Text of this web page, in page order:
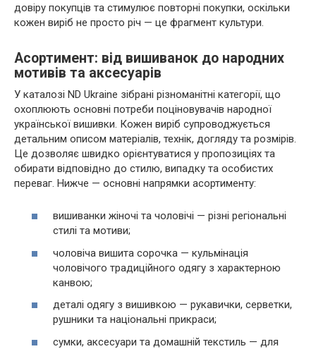
довіру покупців та стимулює повторні покупки, оскільки
кожен виріб не просто річ — це фрагмент культури.
Асортимент: від вишиванок до народних
мотивів та аксесуарів
У каталозі ND Ukraine зібрані різноманітні категорії, що
охоплюють основні потреби поціновувачів народної
української вишивки. Кожен виріб супроводжується
детальним описом матеріалів, технік, догляду та розмірів.
Це дозволяє швидко орієнтуватися у пропозиціях та
обирати відповідно до стилю, випадку та особистих
переваг. Нижче — основні напрямки асортименту:
вишиванки жіночі та чоловічі — різні регіональні
стилі та мотиви;
чоловіча вишита сорочка — кульмінація
чоловічого традиційного одягу з характерною
канвою;
деталі одягу з вишивкою — рукавички, серветки,
рушники та національні прикраси;
сумки, аксесуари та домашній текстиль — для